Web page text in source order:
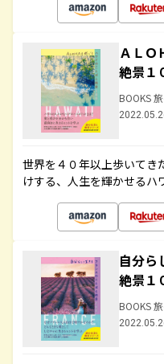
ＡＬＯ
絶景１
BOOKS
世界を４０年以上歩いてき
けする、人生を輝かせるハ
自分ら
絶景１
BOOKS